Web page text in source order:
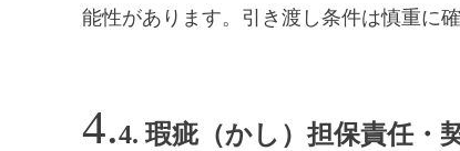
能性があります。引き渡し条件は慎重に確
4. 瑕疵（かし）担保責任・